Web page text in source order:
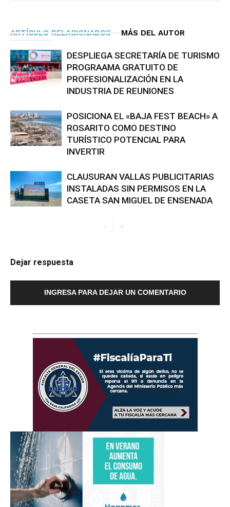
ARTÍCULO RELACIONADOS MÁS DEL AUTOR
DESPLIEGA SECRETARÍA DE TURISMO
PROGRAAMA GRATUITO DE
PROFESIONALIZACIÓN EN LA
INDUSTRIA DE REUNIONES
POSICIONA EL «BAJA FEST BEACH» A
ROSARITO COMO DESTINO
TURÍSTICO POTENCIAL PARA
INVERTIR
CLAUSURAN VALLAS PUBLICITARIAS
INSTALADAS SIN PERMISOS EN LA
CASETA SAN MIGUEL DE ENSENADA
Dejar respuesta
INGRESA PARA DEJAR UN COMENTARIO